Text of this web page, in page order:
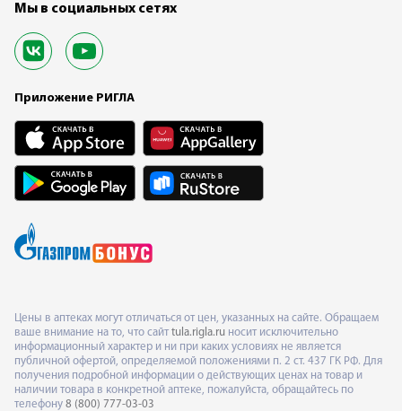
Мы в социальных сетях
Приложение РИГЛА
Цены в аптеках могут отличаться от цен, указанных на сайте. Обращаем
ваше внимание на то, что сайт tula.rigla.ru носит исключительно
информационный характер и ни при каких условиях не является
публичной офертой, определяемой положениями п. 2 ст. 437 ГК РФ. Для
получения подробной информации о действующих ценах на товар и
наличии товара в конкретной аптеке, пожалуйста, обращайтесь по
телефону 8 (800) 777-03-03